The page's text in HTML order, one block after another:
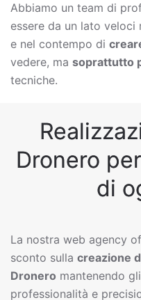
Abbiamo un team di
essere da un lato veloci
e nel contempo di
vedere, ma soprattutto
tecniche.
Dronero
di
La nostra web agency
sconto sulla creazione
Dronero mantenendo
professionalità e